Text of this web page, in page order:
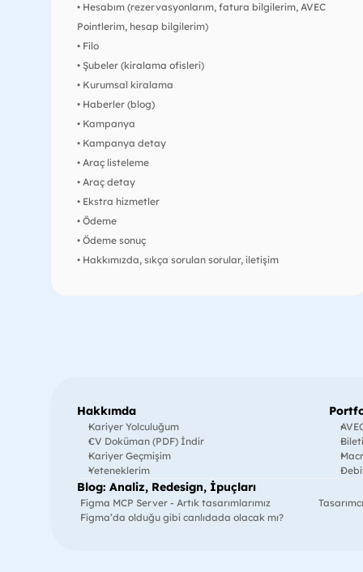
• Hesabım (rezervasyonlarım, fatura bilgilerim, AVEC
Pointlerim, hesap bilgilerim)
• Filo
• Şubeler (kiralama ofisleri)
• Kurumsal kiralama
• Haberler (blog)
• Kampanya
• Kampanya detay
• Araç listeleme
• Araç detay
• Ekstra hizmetler
• Ödeme
• Ödeme sonuç
• Hakkımızda, sıkça sorulan sorular, iletişim
Hakkımda
Kariyer Yolculuğum
CV Doküman (PDF) İndir
Kariyer Geçmişim
Yeteneklerim
Blog: Analiz, Redesign, İpuçları
Figma MCP Server - Artık tasarımlarımız
Figma’da olduğu gibi canlıdada olacak mı?